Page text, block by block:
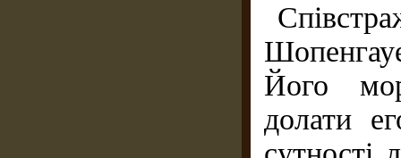
Його
долати